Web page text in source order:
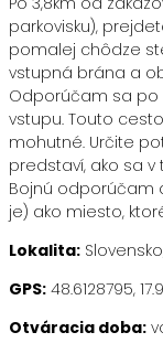
parkovisku),
pomalej chôdze
vstupná brána a
Odporúčam sa po
vstupu. Touto
mohutné. Určite
predstaví, ako sa
Bojnú odporúčam
je) ako miesto,
Lokalita:
GPS: 48.6128795,
Otváracia doba: